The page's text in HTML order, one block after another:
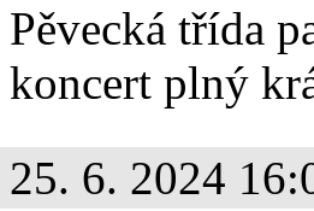
Pěvecká třída
koncert plný
25. 6. 2024